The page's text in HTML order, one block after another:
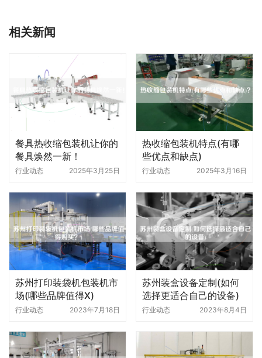
相关新闻
餐具热收缩包装机让你的
餐具焕然一新！
行业动态 2025年3月25日
热收缩包装机特点(有哪
些优点和缺点)
行业动态 2025年3月16日
苏州打印装袋机包装机市
场(哪些品牌值得X)
行业动态 2023年7月18日
苏州装盒设备定制(如何
选择更适合自己的设备)
行业动态 2023年8月4日